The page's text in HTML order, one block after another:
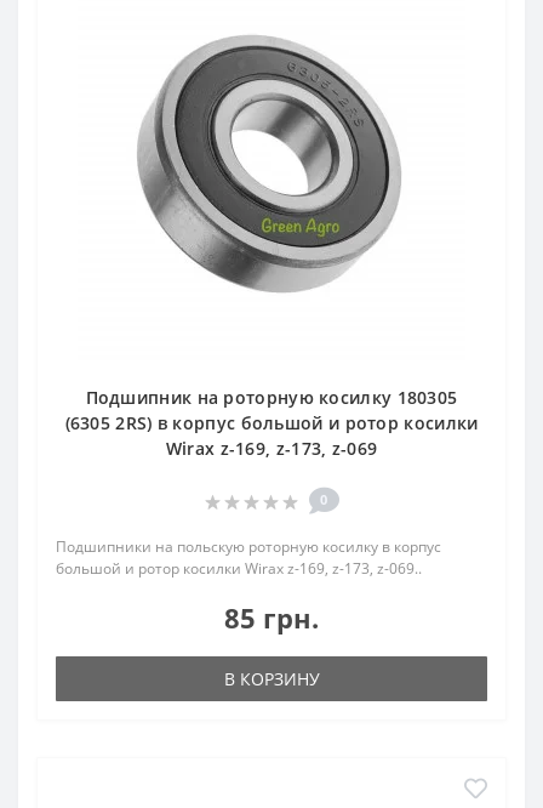
Подшипник на роторную косилку 180305
(6305 2RS) в корпус большой и ротор косилки
Wirax z-169, z-173, z-069
0
Подшипники на польскую роторную косилку в корпус
большой и ротор косилки Wirax z-169, z-173, z-069..
85 грн.
В КОРЗИНУ